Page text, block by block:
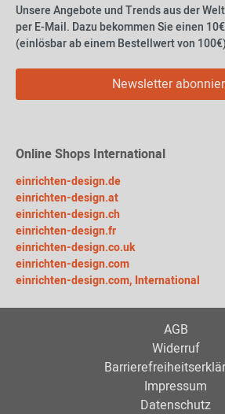
Unsere Angebote und Trends aus der
per E-Mail. Dazu bekommen Sie einen
(einlösbar ab einem Bestellwert von 100€)
Newsletter
Online Shops International
einrichten-design.de
einrichten-design.at
einrichten-design.ch
einrichten-design.fr
einrichten-design.co.uk
einrichten-design.com
einrichten-design.com, International
AGB
Widerruf
Impressum
Datenschutz